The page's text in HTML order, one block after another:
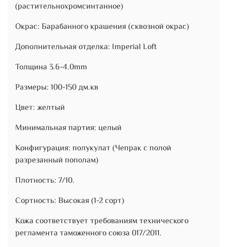
(растительнохромсинтанное)
Окрас: Барабанного крашения (сквозной окрас)
Дополнительная отделка: Imperial Loft
Толщина 3.6-4.0mm
Размеры: 100-150 дм.кв
Цвет: желтый
Минимальная партия: целый
Конфигурация: полукулат (Чепрак с полой
разрезанный пополам)
Плотность: 7/10.
Сортность: Высокая (1-2 сорт)
Кожа соответствует требованиям технического
регламента таможенного союза 017/2011.